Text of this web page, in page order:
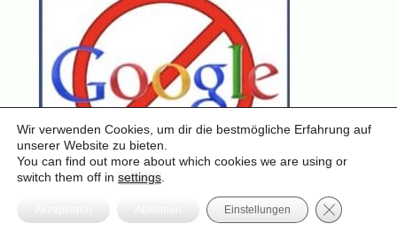
Wir verwenden Cookies, um dir die bestmögliche Erfahrung auf
unserer Website zu bieten.
You can find out more about which cookies we are using or
switch them off in settings
Einstellungen GDPR